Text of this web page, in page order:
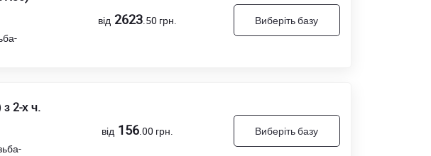
від 2623 .50 грн. Виберіть базу
2-х ч.
від 156 .00 грн. Виберіть базу